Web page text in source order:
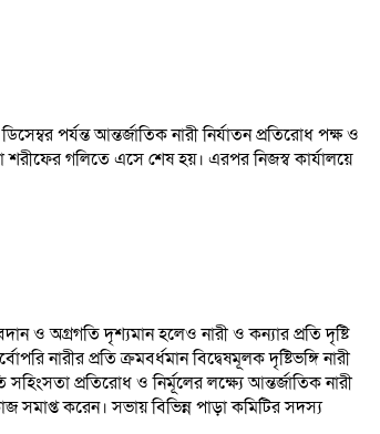
পর্যন্ত আন্তর্জাতিক নারী নির্যাতন প্রতিরোধ পক্ষ ও
শরীফের গলিতে এসে শেষ হয়। এরপর নিজস্ব কার্যালয়ে
ও অগ্রগতি দৃশ্যমান হলেও নারী ও কন্যার প্রতি দৃষ্টি
নারীর প্রতি ক্রমবর্ধমান বিদ্বেষমূলক দৃষ্টিভঙ্গি নারী
প্রতিরোধ ও নির্মূলের লক্ষ্যে আন্তর্জাতিক নারী
করেন। সভায় বিভিন্ন পাড়া কমিটির সদস্য